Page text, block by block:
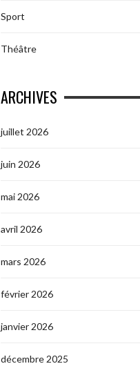
Sport
Théâtre
ARCHIVES
juillet 2026
juin 2026
mai 2026
avril 2026
mars 2026
février 2026
janvier 2026
décembre 2025